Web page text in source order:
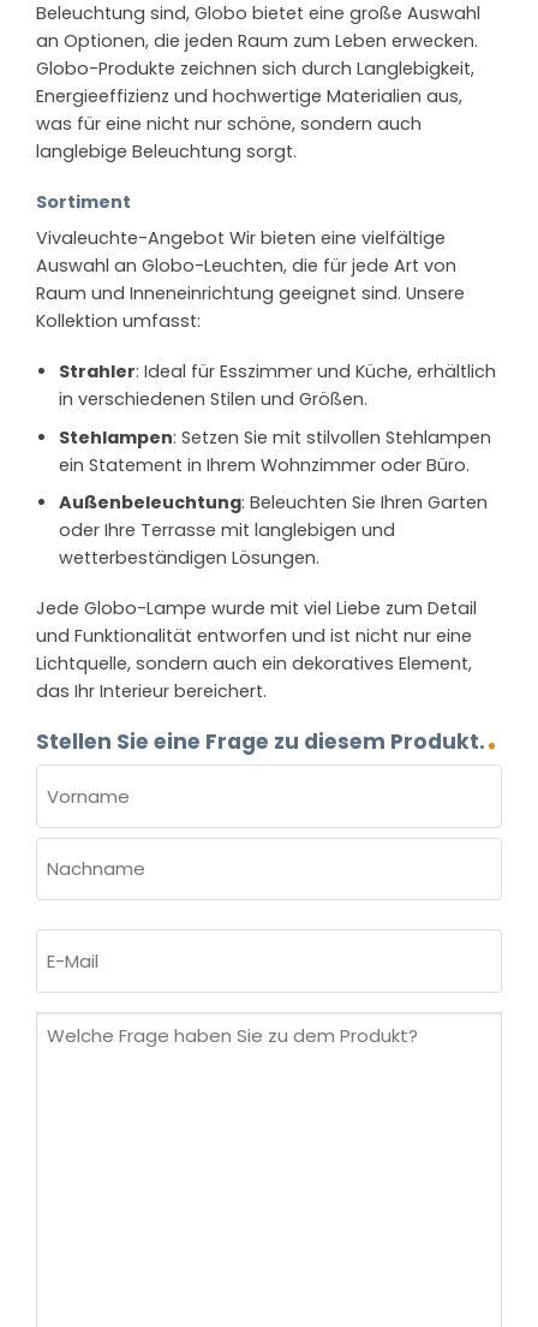
Beleuchtung sind, Globo bietet eine große Auswahl
an Optionen, die jeden Raum zum Leben erwecken.
Globo-Produkte zeichnen sich durch Langlebigkeit,
Energieeffizienz und hochwertige Materialien aus,
was für eine nicht nur schöne, sondern auch
langlebige Beleuchtung sorgt.
Sortiment
Vivaleuchte-Angebot Wir bieten eine vielfältige
Auswahl an Globo-Leuchten, die für jede Art von
Raum und Inneneinrichtung geeignet sind. Unsere
Kollektion umfasst:
Strahler: Ideal für Esszimmer und Küche, erhältlich
in verschiedenen Stilen und Größen.
Stehlampen: Setzen Sie mit stilvollen Stehlampen
ein Statement in Ihrem Wohnzimmer oder Büro.
Außenbeleuchtung: Beleuchten Sie Ihren Garten
oder Ihre Terrasse mit langlebigen und
wetterbeständigen Lösungen.
Jede Globo-Lampe wurde mit viel Liebe zum Detail
und Funktionalität entworfen und ist nicht nur eine
Lichtquelle, sondern auch ein dekoratives Element,
das Ihr Interieur bereichert.
Stellen Sie eine Frage zu diesem Produkt.
(ERFORDERLICH)
Vorname
Mail
Welche